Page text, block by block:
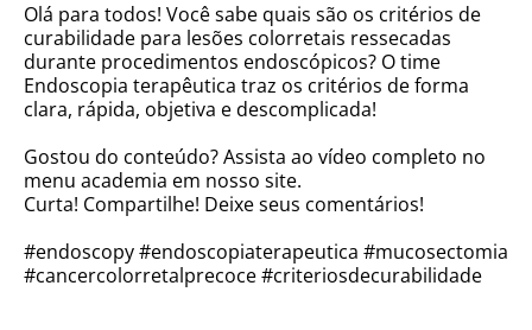
Olá para todos! Você sabe quais são os critérios de
curabilidade para lesões colorretais ressecadas
durante procedimentos endoscópicos? O time
Endoscopia terapêutica traz os critérios de forma
clara, rápida, objetiva e descomplicada!
Gostou do conteúdo? Assista ao vídeo completo no
menu academia em nosso site.
Curta! Compartilhe! Deixe seus comentários!
#endoscopy #endoscopiaterapeutica #mucosectomia
#cancercolorretalprecoce #criteriosdecurabilidade